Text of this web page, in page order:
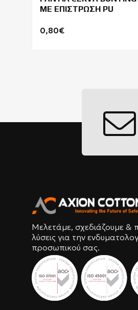
ME ΕΠΙΣΤΡΩΣΗ PU
0,80€
Μελετάμε, σχεδιάζουμε &
λύσεις για την
προσωπικού σας.